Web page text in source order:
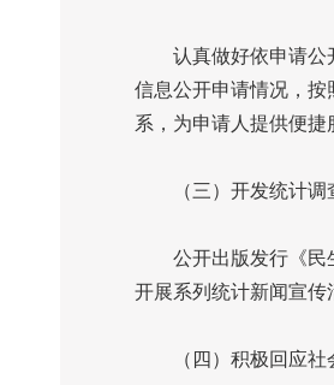
认真做好依申请公开
信息公开申请情况，
系，为申请人提供便
（三）开发统计调
公开出版发行《民
开展系列统计新闻宣
（四）积极回应社